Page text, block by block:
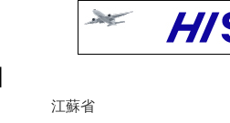
江蘇省